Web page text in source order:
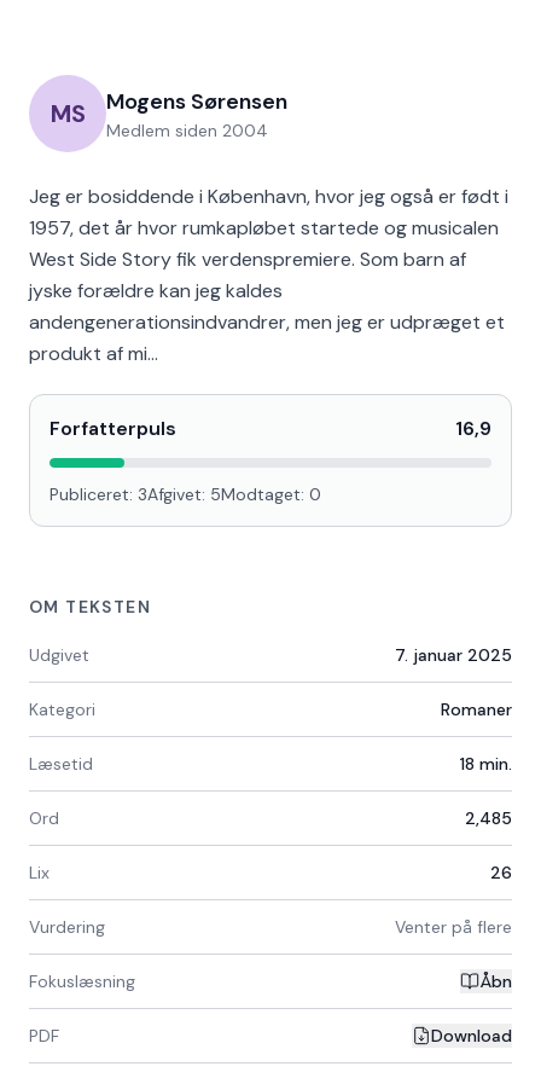
MS Mogens Sørensen
Medlem siden 2004
Jeg er bosiddende i København, hvor jeg også er født i
1957, det år hvor rumkapløbet startede og musicalen
West Side Story fik verdenspremiere. Som barn af
jyske forældre kan jeg kaldes
andengenerationsindvandrer, men jeg er udpræget et
produkt af mi…
Forfatterpuls 16,9
Publiceret: 3Afgivet: 5Modtaget: 0
OM TEKSTEN
Udgivet 7. januar 2025
Kategori Romaner
Læsetid 18 min.
Ord 2,485
Lix 26
Vurdering Venter på flere
Fokuslæsning Åbn
PDF Download